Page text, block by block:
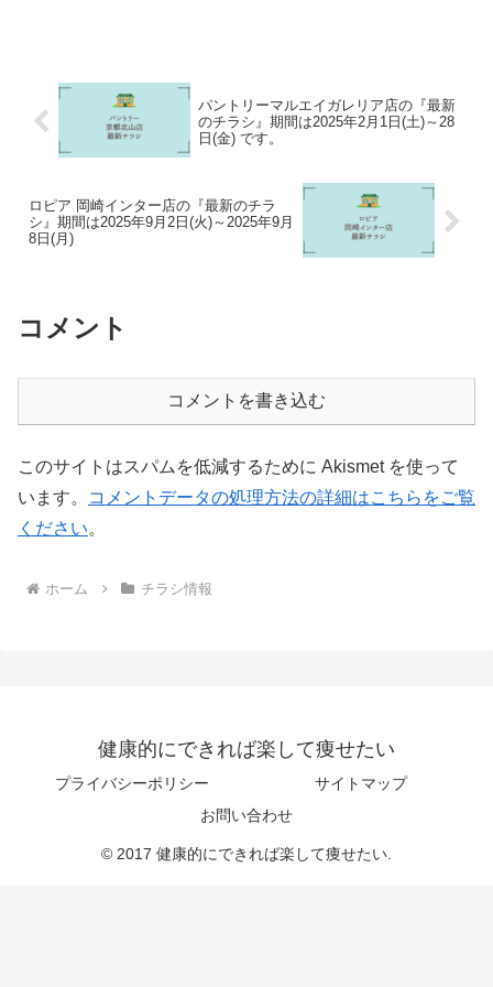
パントリーマルエイガレリア店の『最新
のチラシ』期間は2025年2月1日(土)～28
日(金) です。
ロピア 岡崎インター店の『最新のチラ
シ』期間は2025年9月2日(火)～2025年9月
8日(月)
コメント
コメントを書き込む
このサイトはスパムを低減するために Akismet を使って
います。
コメントデータの処理方法の詳細はこちらをご覧
ください。
ホーム チラシ情報
健康的にできれば楽して痩せたい
プライバシーポリシー
サイトマップ
お問い合わせ
© 2017 健康的にできれば楽して痩せたい.